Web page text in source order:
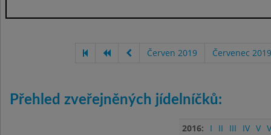
Červen 2019 Červenec 2019
Přehled zveřejněných jídelníčků:
2016: I II III IV V